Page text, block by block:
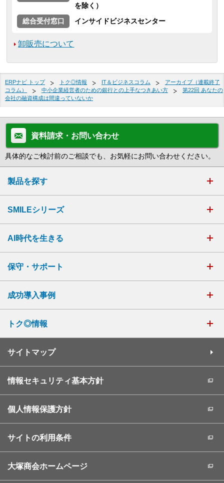
を除く）
総合受付窓口
インサイドビジネスセンター
卸販売について
ERPナビ トップ トク◎情報 IT＆ビジネスコラム
アーカイブ（連載終了
コラム）
中小企業経営者のための銀行との上手なつきあい方
第22回 あなたの
会社の融資構成は間違っていないか
資料請求・お問い合わせ
具体的なご検討前のご相談でも、お気軽にお問い合わせください。
製品を探す
SMILEシリーズ
AI時代を生きる
保守・サポート
成功導入事例
トク◎情報
サイトマップ
情報セキュリティ基本方針
個人情報保護方針
サイトの利用条件
大塚商会ホームページ